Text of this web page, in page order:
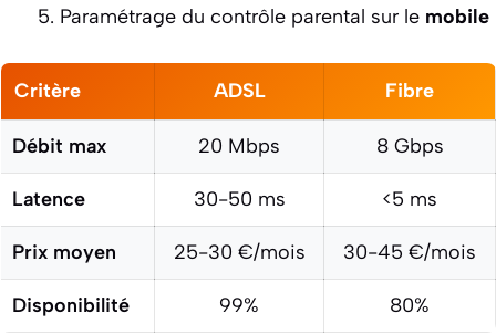
Paramétrage du contrôle parental sur le mobile
Critère ADSL Fibre
Débit max 20 Mbps 8 Gbps
Latence 30-50 ms <5 ms
Prix moyen 25-30 €/mois 30-45 €/mois
Disponibilité 99% 80%